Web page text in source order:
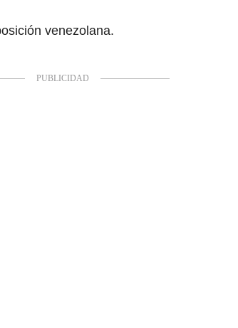
venezolana.